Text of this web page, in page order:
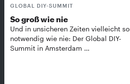
GLOBAL DIY-SUMMIT
So groß wie nie
Und in unsicheren Zeiten vielleicht so
notwendig wie nie: Der Global DIY-
Summit in Amsterdam …